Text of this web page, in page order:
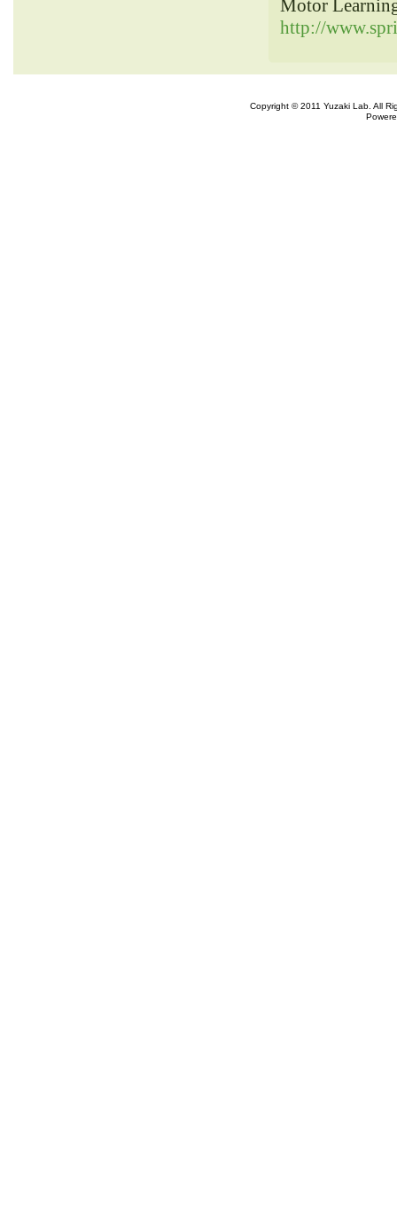
Motor
http://
Copyright © 2011 Yuzaki Lab. All